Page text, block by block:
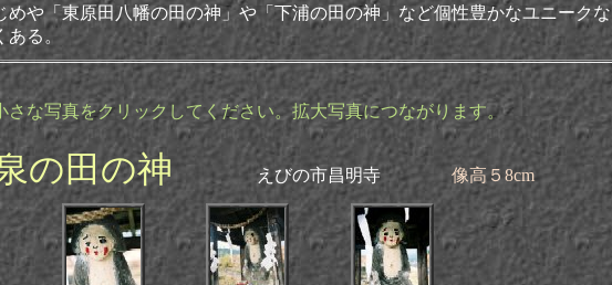
めや「東原田八幡の田の神」や「下浦の田の神」など個性豊かなユニークな
る。
さな写真をクリックしてください。拡大写真につながります。
の田の神 えびの市昌明寺 像高５8cm